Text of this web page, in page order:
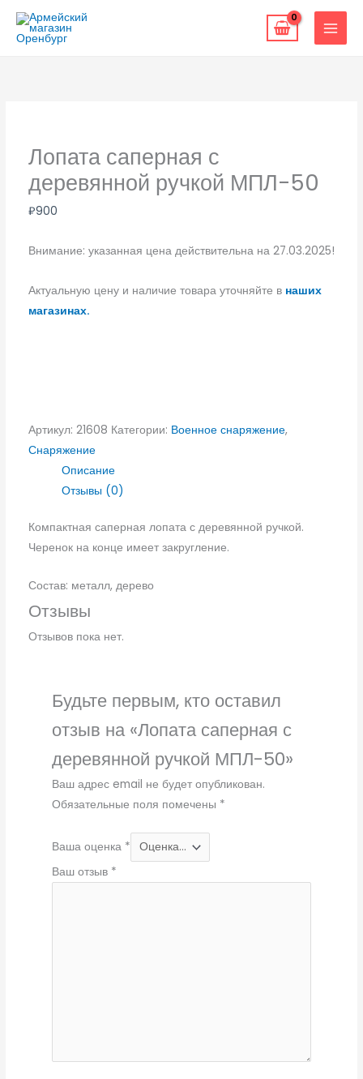
Перейти
содержимому
Лопата саперная с
деревянной ручкой МПЛ-50
₽900
Внимание: указанная цена действительна на 27.03.2025!
Актуальную цену и наличие товара уточняйте в наших
магазинах.
Артикул: 21608 Категории: Военное снаряжение,
Снаряжение
Описание
Отзывы (0)
Компактная саперная лопата с деревянной ручкой.
Черенок на конце имеет закругление.
Состав: металл, дерево
Отзывы
Отзывов пока нет.
Будьте первым, кто оставил
отзыв на «Лопата саперная с
деревянной ручкой МПЛ-50»
Ваш адрес email не будет опубликован.
Обязательные поля помечены *
Ваша оценка *
Ваш отзыв *